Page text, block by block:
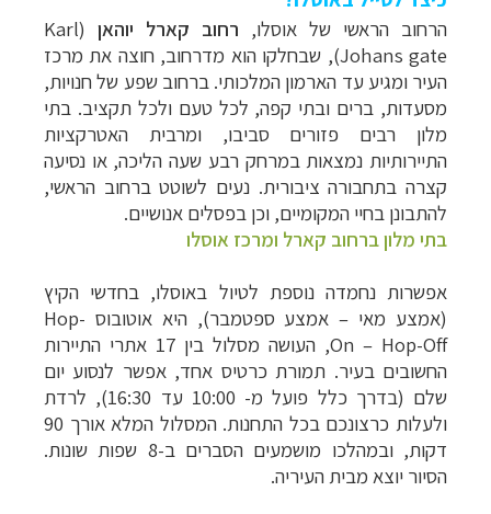
הרחוב הראשי של אוסלו, רחוב קארל יוהאן (
Karl
Johans gate), שבחלקו הוא מדרחוב, חוצה את מרכז
העיר ומגיע עד הארמון המלכותי. ברחוב שפע של חנויות,
מסעדות, ברים ובתי קפה, לכל טעם ולכל תקציב. בתי
מלון רבים פזורים סביבו, ומרבית האטרקציות
התיירותיות נמצאות במרחק רבע שעה הליכה, או נסיעה
קצרה בתחבורה ציבורית. נעים לשוטט ברחוב הראשי,
להתבונן בחיי המקומיים, וכן בפסלים אנושיים.
בתי מלון ברחוב קארל ומרכז אוסלו
אפשרות נחמדה נוספת לטיול באוסלו, בחדשי הקיץ
(אמצע מאי – אמצע ספטמבר), היא אוטובוס Hop-
On– Hop-Off
, העושה מסלול בין 17 אתרי התיירות
החשובים בעיר. תמורת כרטיס אחד, אפשר לנסוע יום
שלם (בדרך כלל פועל מ- 10:00 עד 16:30), לרדת
ולעלות כרצונכם בכל התחנות. המסלול המלא אורך 90
דקות, ובמהלכו מושמעים הסברים ב-8 שפות שונות.
הסיור יוצא מבית העיריה.